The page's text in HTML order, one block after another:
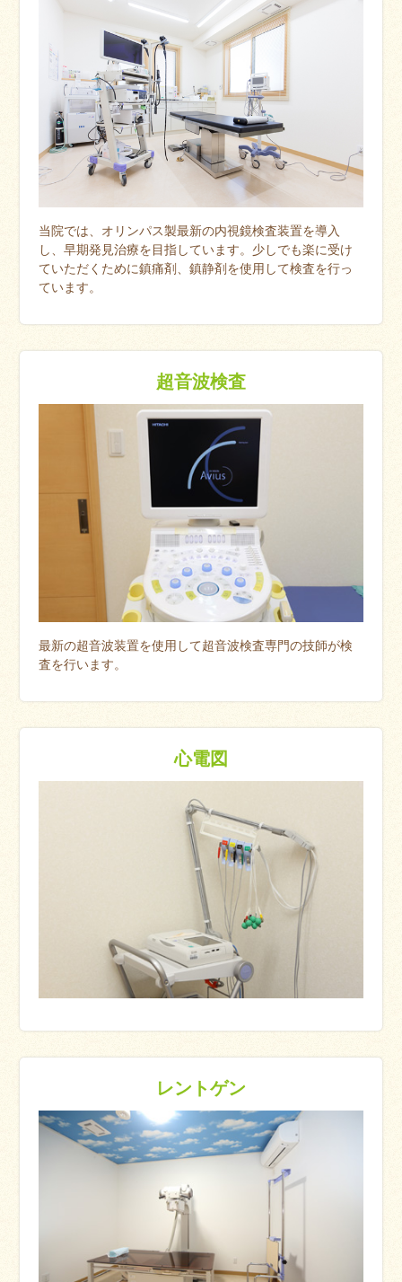
当院では、オリンパス製最新の内視鏡検査装置を導入
し、早期発見治療を目指しています。少しでも楽に受け
ていただくために鎮痛剤、鎮静剤を使用して検査を行っ
ています。
超音波検査
最新の超音波装置を使用して超音波検査専門の技師が検
査を行います。
心電図
レントゲン